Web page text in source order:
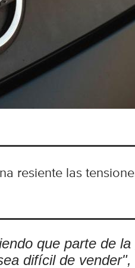
resiente las
que parte de
difícil de